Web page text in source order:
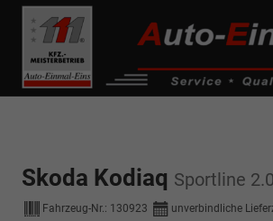
------------ Host Name : selector1._domainkey
Skoda Kodiaq Sportline
Fahrzeug-Nr.: 130923 unverbindliche